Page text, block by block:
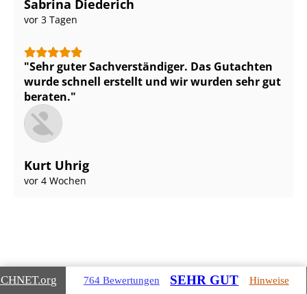
Sabrina Diederich
vor 3 Tagen
Sehr guter Sach­ver­stän­di­ger. Das Gutachten
wurde schnell erstellt und wir wurden sehr gut
beraten.
Kurt Uhrig
vor 4 Wochen
Gebäudearten, die wir für Sie
.org 764 Bewertungen SEHR GUT Hinweise